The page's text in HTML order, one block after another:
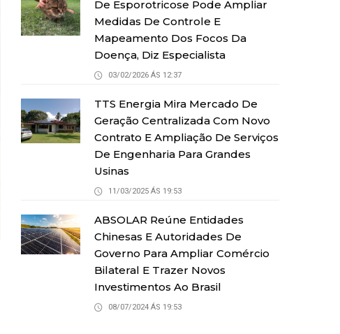
De Esporotricose Pode Ampliar
Medidas De Controle E
Mapeamento Dos Focos Da
Doença, Diz Especialista
03/02/2026 ÁS 12:37
TTS Energia Mira Mercado De
Geração Centralizada Com Novo
Contrato E Ampliação De Serviços
De Engenharia Para Grandes
Usinas
11/03/2025 ÁS 19:53
ABSOLAR Reúne Entidades
Chinesas E Autoridades De
Governo Para Ampliar Comércio
Bilateral E Trazer Novos
Investimentos Ao Brasil
08/07/2024 ÁS 19:53